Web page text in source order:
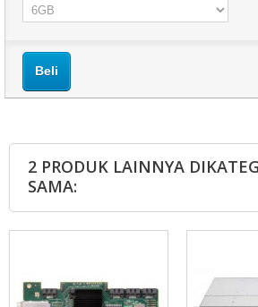
Beli
2 PRODUK LAINNYA
SAMA: